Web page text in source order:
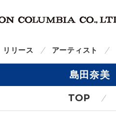
リリース アーティスト
島田奈美
TOP